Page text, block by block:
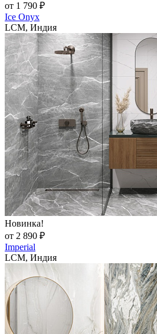
от 1 790 ₽
Ice Onyx
LCM, Индия
Новинка!
от 2 890 ₽
Imperial
LCM, Индия